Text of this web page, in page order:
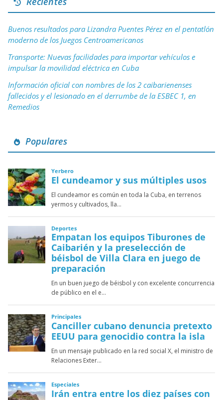
Buenos resultados para Lizandra Puentes Pérez en el pentatlón
moderno de los Juegos Centroamericanos
Transporte: Nuevas facilidades para importar vehículos e
impulsar la movilidad eléctrica en Cuba
Información oficial con nombres de los 2 caibarienenses
fallecidos y el lesionado en el derrumbe de la ESBEC 1, en
Remedios
Populares